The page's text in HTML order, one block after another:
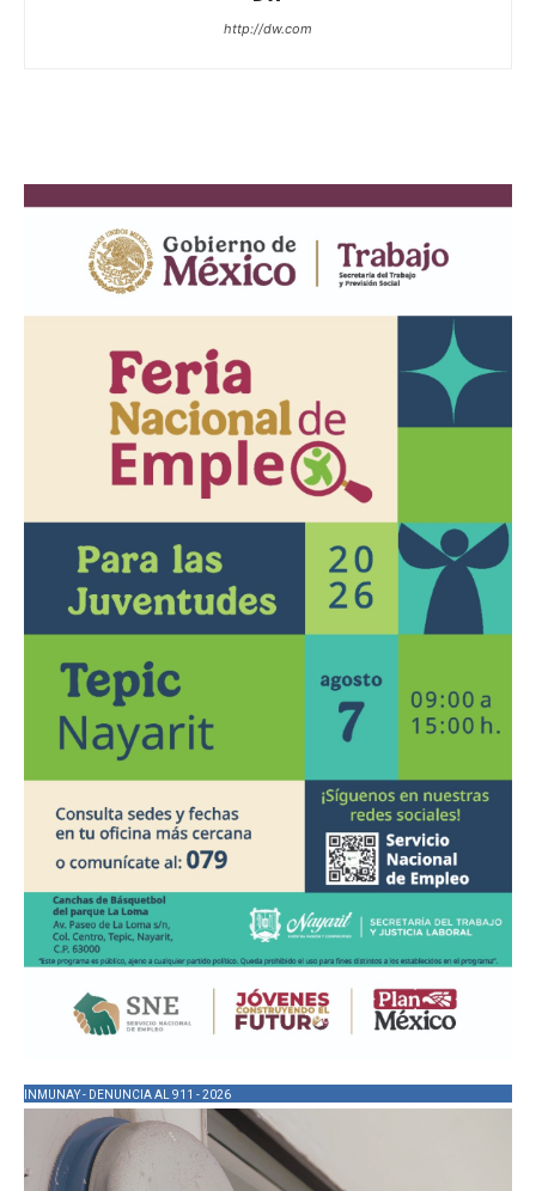
http://dw.com
INMUNAY - DENUNCIA AL 911 - 2026